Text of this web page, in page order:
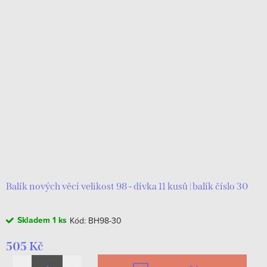
Balík nových věcí velikost 98 - dívka 11 kusů | balík číslo 30
Skladem 1 ks Kód: BH98-30
505 Kč